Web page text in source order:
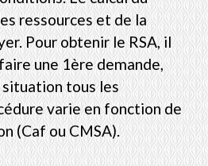
ressources et de la
Pour obtenir le RSA, il
une 1ère demande,
tous les
varie en fonction de
(Caf ou CMSA).